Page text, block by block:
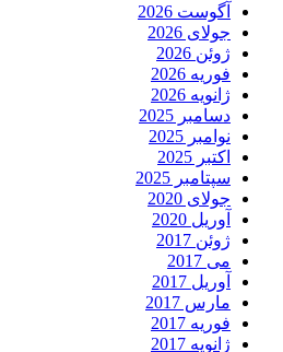
آگوست 2026
جولای 2026
ژوئن 2026
فوریه 2026
ژانویه 2026
دسامبر 2025
نوامبر 2025
اکتبر 2025
سپتامبر 2025
جولای 2020
آوریل 2020
ژوئن 2017
می 2017
آوریل 2017
مارس 2017
فوریه 2017
ژانویه 2017